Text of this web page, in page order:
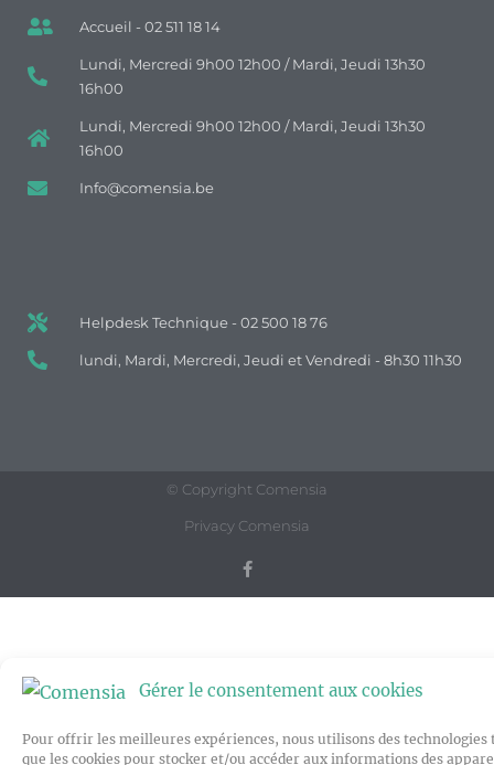
Gérer le consentement aux cookies
Pour offrir les meilleures expériences, nous utilisons des technologies
que les cookies pour stocker et/ou accéder aux informations des
Accueil - 02 511 18 14
Lundi, Mercredi 9h00 12h00 / Mardi, Jeudi 13h30
16h00
Lundi, Mercredi 9h00 12h00 / Mardi, Jeudi 13h30
16h00
Info@comensia.be
Helpdesk Technique - 02 500 18 76
lundi, Mardi, Mercredi, Jeudi et Vendredi - 8h30 11h30
© Copyright Comensia
Privacy Comensia